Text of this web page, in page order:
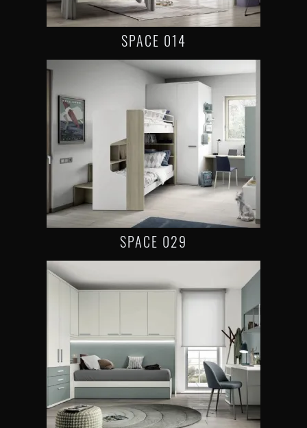
SPACE 014
SPACE 029